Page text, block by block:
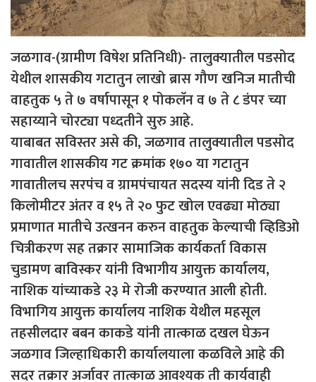
जळगाव-(ग्रामीण विषेश प्रतिनिधी)- तालुक्यातील पडसोद
येथील शासकीय गटातुन लाखो ब्रास गौण खनिज मातीची
वाहतुक ५ ते ७ वर्षापासून १ पोकलॅन व ७ ते ८ डंपर च्या
सहाय्याने चोरट्या पध्दतीने सुरु आहे.
याबाबत सविस्तर असे की, जळगाव तालुक्यातील पडसोद
गावातील शासकीय गट क्रमांक १७० या गटातुन
गावातीलच सरपंच व ग्रामपंचायत सदस्य यांनी दिड ते २
किलोमीटर अंतर व १५ ते २० फुट खोल एवढ्या मोठ्या
प्रमाणात मातीचे उत्खनन करुन वाहतुक केल्याची व्हिडिओ
चित्रीकरण सह तक्रार सामाजिक कार्यकर्ता विकास
चुडामण बाविस्कर यांनी विभागीय आयुक्त कार्यालय,
नाशिक यांच्याकडे २३ मे रोजी करण्यात आली होती.
विभागिय आयुक्त कार्यालय नाशिक येथील महसूल
तहसीलदार बबन काकडे यांनी तात्काळ दखल घेऊन
जळगाव जिल्हाधिकारी कार्यालयाला कळविले आहे की
सदर तक्रार अर्जावर तात्काळ आवश्यक ती कार्यवाही